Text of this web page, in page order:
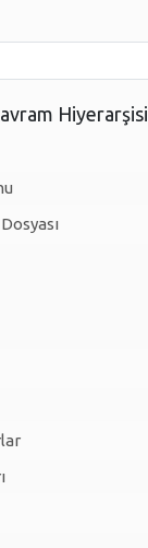
Hiyerarşisi